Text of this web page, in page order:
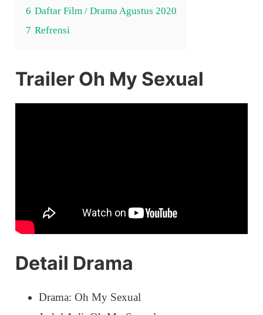
6 Daftar Film / Drama Agustus 2020
7 Refrensi
Trailer Oh My Sexual
Detail Drama
Drama: Oh My Sexual